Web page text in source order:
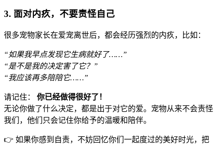
3. 面对内疚，不要责怪自己
很多宠物家长在爱宠离世后，都会经历强烈的内疚，比如：
“如果我早点发现它生病就好了……”
“是不是我的决定害了它？”
“我应该再多陪陪它……”
请记住： 你已经做得很好了！
无论你做了什么决定，都是出于对它的爱。宠物从来不会责怪
我们，他们只会记住你给予的温暖和陪伴。
👉 如果你感到自责，不妨回忆你们一起度过的美好时光，把